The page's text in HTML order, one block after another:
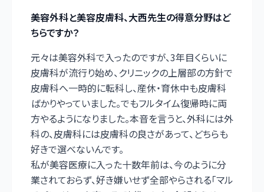
――美容外科と美容皮膚科、大西先生の得意分野はど
ちらですか？
元々は美容外科で入ったのですが、3年目くらいに
皮膚科が流行り始め、クリニックの上層部の方針で
皮膚科へ一時的に転科し、産休・育休中も皮膚科
ばかりやっていました。でもフルタイム復帰時に両
方やるようになりました。本音を言うと、外科には外
科の、皮膚科には皮膚科の良さがあって、どちらも
好きで選べないんです。
私が美容医療に入った十数年前は、今のように分
業されておらず、好き嫌いせず全部やらされる「マル